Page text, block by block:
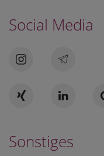
Social Media
Sonstiges